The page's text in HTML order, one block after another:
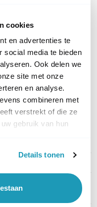
cookies
en advertenties te
social media te bieden
Ook delen we
site met onze
en analyse.
combineren met
verstrekt of die ze
gebruik van hun
Details tonen
SIM-kaarten zijn
onze
prepaid SIM-kaarten